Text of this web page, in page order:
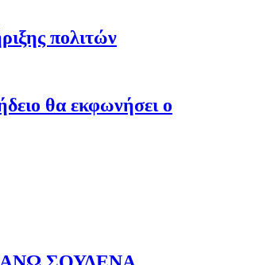
πολιτών
θα εκφωνήσει ο